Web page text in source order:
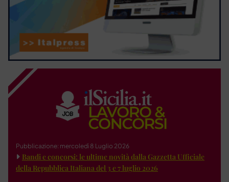
Pubblicazione: mercoledì 8 Luglio 2026
Bandi e concorsi: le ultime novità dalla Gazzetta Ufficiale
della Repubblica Italiana del 3 e 7 luglio 2026